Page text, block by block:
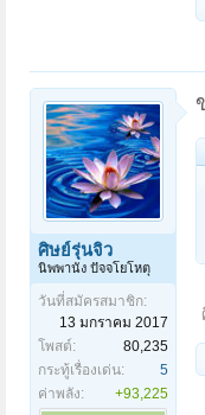
ศิษย์รุ่นจิ๋ว
นิพพานัง ปัจจโยโหตุ
วันที่สมัครสมาชิก:
13 มกราคม 2017
โพสต์:
80,235
กระทู้เรื่องเด่น:
5
ค่าพลัง:
+93,225